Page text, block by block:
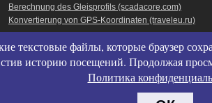
Berechnung des Gleisprofils (scadacore.com)
Konvertierung von GPS-Koordinaten (traveleu.ru)
текстовые файлы, которые браузер
историю посещений. Продолжая
Политика